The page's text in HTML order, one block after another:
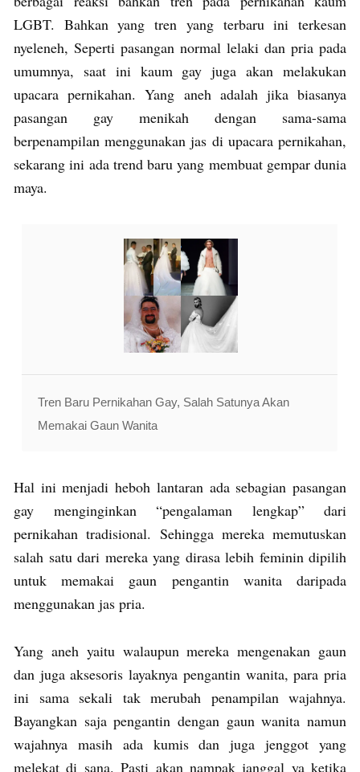
LGBT. Bahkan yang tren yang terbaru ini terkesan
nyeleneh, Seperti pasangan normal lelaki dan pria pada
umumnya, saat ini kaum gay juga akan melakukan
upacara pernikahan. Yang aneh adalah jika biasanya
pasangan gay menikah dengan sama-sama
berpenampilan menggunakan jas di upacara pernikahan,
sekarang ini ada trend baru yang membuat gempar dunia
maya.
Tren Baru Pernikahan Gay, Salah Satunya Akan
Memakai Gaun Wanita
Hal ini menjadi heboh lantaran ada sebagian pasangan
gay menginginkan “pengalaman lengkap” dari
pernikahan tradisional. Sehingga mereka memutuskan
salah satu dari mereka yang dirasa lebih feminin dipilih
untuk memakai gaun pengantin wanita daripada
menggunakan jas pria.
Yang aneh yaitu walaupun mereka mengenakan gaun
dan juga aksesoris layaknya pengantin wanita, para pria
ini sama sekali tak merubah penampilan wajahnya.
Bayangkan saja pengantin dengan gaun wanita namun
wajahnya masih ada kumis dan juga jenggot yang
melekat di sana. Pasti akan nampak janggal ya ketika